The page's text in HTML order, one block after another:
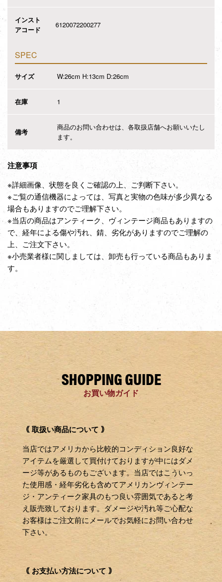
インスト
アコード
6120072200277
SPEC
サイズ W:26cm H:13cm D:26cm
在庫 1
備考
商品のお問い合わせは、各取扱店舗へお願いいたし
ます。
注意事項
※詳細画像、状態を良くご確認の上、ご判断下さい。
※ご覧の通信機器によっては、写真と実物の色味が多少異なる
場合もありますのでご理解下さい。
※当店の商品はアンティーク、ヴィンテージ商品もありますの
で、経年による傷や汚れ、錆、劣化がありますのでご理解の
上、ご注文下さい。
※小売業者様に関しましては、卸売も行っている商品もありま
す。
SHOPPING GUIDE
お買い物ガイド
｟ 取扱い商品について ｠
当店ではアメリカから比較的コンディション良好な
アイテムを厳選して買付けておりますが中にはダメ
ージ等があるものもございます。当店ではこういっ
た使用感・経年劣化も含めてアメリカンヴィンテー
ジ・アンティーク家具のもつ良い雰囲気であると考
え販売致しております。ダメージや汚れ等ご心配な
お客様はご注文前にメールでお気軽にお問い合わせ
下さい。
｟ お支払い方法について ｠